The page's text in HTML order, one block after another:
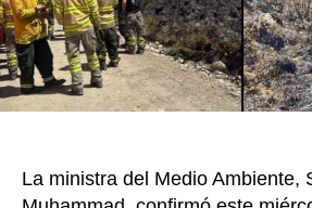
La ministra del Medio Ambiente,